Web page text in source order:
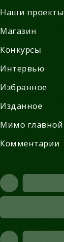
Наши проекты
Магазин
Конкурсы
Интервью
Избранное
Изданное
Мимо главной
Комментарии